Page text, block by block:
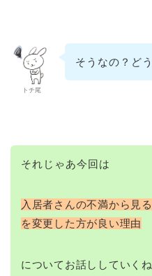
トチ尾
そうなの？ど
それじゃあ今回は
入居者さんの不満から見
を変更した方が良い理由
についてお話ししていくね